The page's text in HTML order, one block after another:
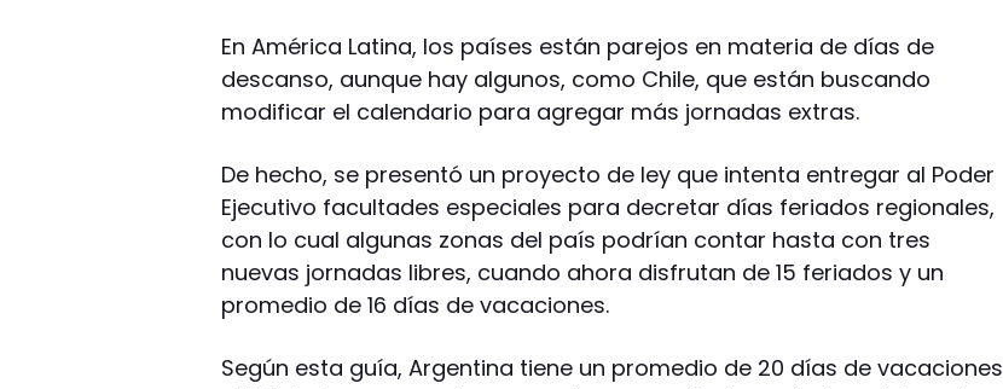
En América Latina, los países están parejos en materia de días de
descanso, aunque hay algunos, como Chile, que están buscando
modificar el calendario para agregar más jornadas extras.
De hecho, se presentó un proyecto de ley que intenta entregar al Poder
Ejecutivo facultades especiales para decretar días feriados regionales,
con lo cual algunas zonas del país podrían contar hasta con tres
nuevas jornadas libres, cuando ahora disfrutan de 15 feriados y un
promedio de 16 días de vacaciones.
Según esta guía, Argentina tiene un promedio de 20 días de vacaciones